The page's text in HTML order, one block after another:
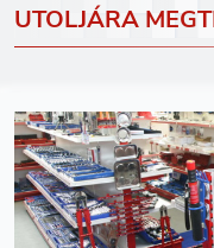
UTOLJÁRA